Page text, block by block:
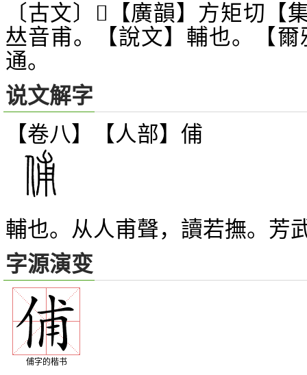
〔古文〕
𥙳 【廣韻】方矩切【
𠀤音甫。【說文】輔也。【
通。
说文解字
【卷八】【人部】 俌
輔也。从人甫聲，讀若撫。芳
字源演变
俌字的楷书